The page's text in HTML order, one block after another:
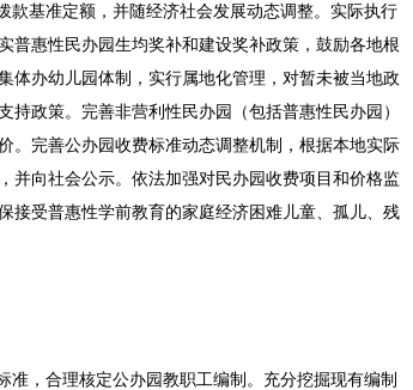
基准定额，并随经济社会发展动态调整。实际执行
普惠性民办园生均奖补和建设奖补政策，鼓励各地根
体办幼儿园体制，实行属地化管理，对暂未被当地政
政策。完善非营利性民办园（包括普惠性民办园）
。完善公办园收费标准动态调整机制，根据本地实际
并向社会公示。依法加强对民办园收费项目和价格监
接受普惠性学前教育的家庭经济困难儿童、孤儿、残
，合理核定公办园教职工编制。充分挖掘现有编制